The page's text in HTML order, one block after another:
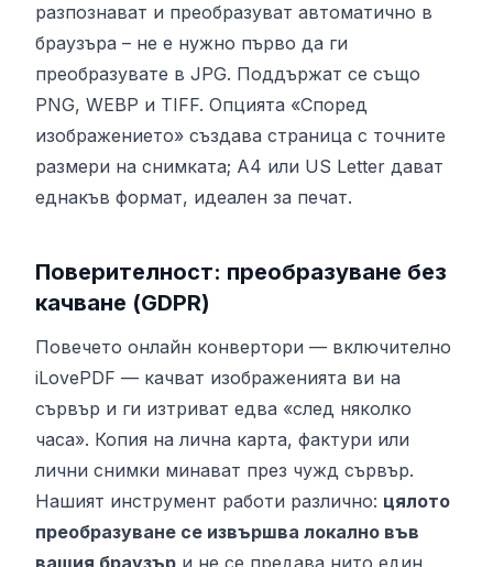
разпознават и преобразуват автоматично в
браузъра – не е нужно първо да ги
преобразувате в JPG. Поддържат се също
PNG, WEBP и TIFF. Опцията «Според
изображението» създава страница с точните
размери на снимката; A4 или US Letter дават
еднакъв формат, идеален за печат.
Поверителност: преобразуване без
качване (GDPR)
Повечето онлайн конвертори — включително
iLovePDF — качват изображенията ви на
сървър и ги изтриват едва «след няколко
часа». Копия на лична карта, фактури или
лични снимки минават през чужд сървър.
Нашият инструмент работи различно: цялото
преобразуване се извършва локално във
вашия браузър и не се предава нито един